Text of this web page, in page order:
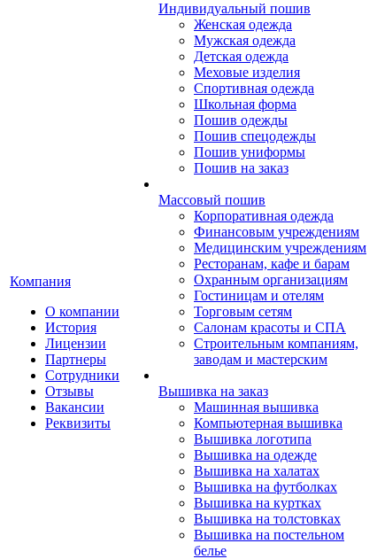
Компания
О компании
История
Лицензии
Партнеры
Сотрудники
Отзывы
Вакансии
Реквизиты
Индивидуальный пошив
Женская одежда
Мужская одежда
Детская одежда
Меховые изделия
Спортивная одежда
Школьная форма
Пошив одежды
Пошив спецодежды
Пошив униформы
Пошив на заказ
Массовый пошив
Корпоративная одежда
Финансовым учреждениям
Медицинским учреждениям
Ресторанам, кафе и барам
Охранным организациям
Гостиницам и отелям
Торговым сетям
Салонам красоты и СПА
Строительным компаниям,
заводам и мастерским
Вышивка на заказ
Машинная вышивка
Компьютерная вышивка
Вышивка логотипа
Вышивка на одежде
Вышивка на халатах
Вышивка на футболках
Вышивка на куртках
Вышивка на толстовках
Вышивка на постельном
белье